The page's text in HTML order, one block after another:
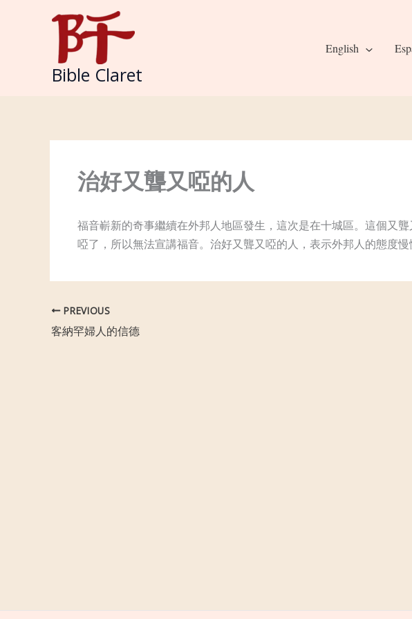
Bible Claret
English
治好又聾又啞的人
福音嶄新的奇事繼續在外邦人地區發生，這次是在十城區。這個又
啞了，所以無法宣講福音。治好又聾又啞的人，表示外邦人的態度
PREVIOUS
客納罕婦人的信德